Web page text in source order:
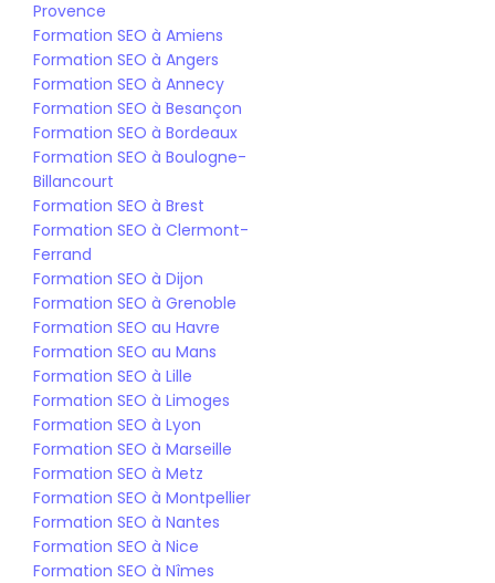
Provence
Formation SEO à Amiens
Formation SEO à Angers
Formation SEO à Annecy
Formation SEO à Besançon
Formation SEO à Bordeaux
Formation SEO à Boulogne-
Billancourt
Formation SEO à Brest
Formation SEO à Clermont-
Ferrand
Formation SEO à Dijon
Formation SEO à Grenoble
Formation SEO au Havre
Formation SEO au Mans
Formation SEO à Lille
Formation SEO à Limoges
Formation SEO à Lyon
Formation SEO à Marseille
Formation SEO à Metz
Formation SEO à Montpellier
Formation SEO à Nantes
Formation SEO à Nice
Formation SEO à Nîmes